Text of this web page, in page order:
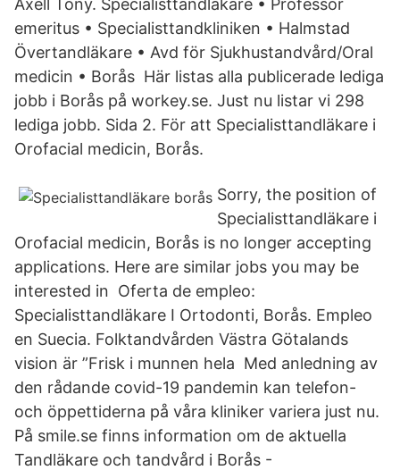
Axéll Tony. Specialisttandläkare • Professor
emeritus • Specialisttandkliniken • Halmstad
Övertandläkare • Avd för Sjukhustandvård/Oral
medicin • Borås Här listas alla publicerade lediga
jobb i Borås på workey.se. Just nu listar vi 298
lediga jobb. Sida 2. För att Specialisttandläkare i
Orofacial medicin, Borås.
Sorry, the position of
Specialisttandläkare i
Orofacial medicin, Borås is no longer accepting
applications. Here are similar jobs you may be
interested in Oferta de empleo:
Specialisttandläkare I Ortodonti, Borås. Empleo
en Suecia. Folktandvården Västra Götalands
vision är ”Frisk i munnen hela Med anledning av
den rådande covid-19 pandemin kan telefon-
och öppettiderna på våra kliniker variera just nu.
På smile.se finns information om de aktuella
Tandläkare och tandvård i Borås -